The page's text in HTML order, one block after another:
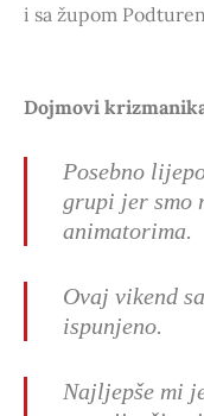
i sa župom
Dojmovi
Posebno
grupi jer smo
animatorima.
Ovaj vikend
ispunjeno.
Najljepše mi